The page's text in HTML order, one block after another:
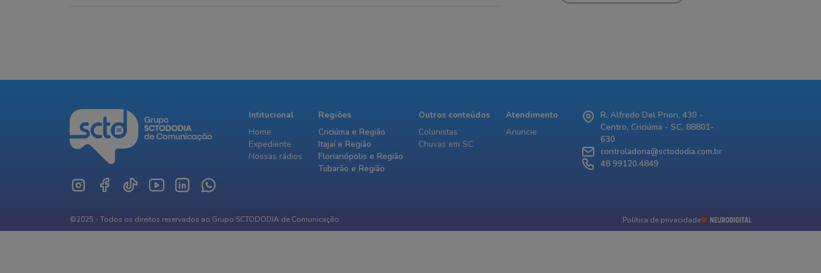
Intitucional
Home
Expediente
Nossas rádios
Regiões
Criciúma e Região
Itajaí e Região
Florianópolis e Região
Tubarão e Região
Outros conteúdos
Colunistas
Chuvas em SC
Atendimento
Anuncie
R. Alfredo Del Priori, 430 -
Centro, Criciúma - SC, 88801-
630
controladoria@sctododia.com.br
48 99120.4849
©2025 - Todos os direitos reservados ao Grupo SCTODODIA de Comunicação. Política de privacidade